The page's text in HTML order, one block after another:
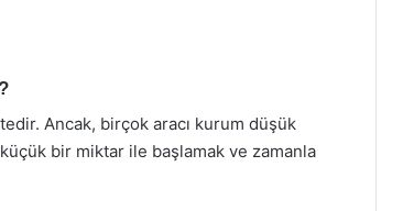
Ancak, birçok aracı kurum düşük
küçük bir miktar ile başlamak ve zamanla